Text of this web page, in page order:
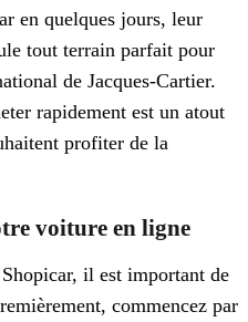
en quelques jours, leur
tout terrain parfait pour
de Jacques-Cartier.
rapidement est un atout
profiter de la
voiture en ligne
il est important de
commencez par